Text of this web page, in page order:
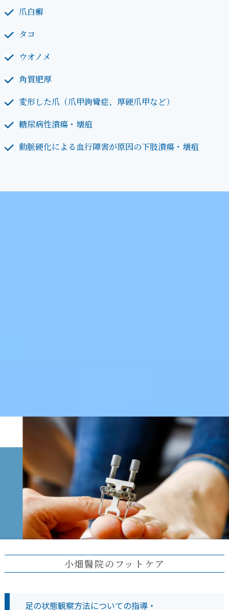
爪白癬
タコ
ウオノメ
角質肥厚
変形した爪（爪甲鉤彎症、厚硬爪甲など）
糖尿病性潰瘍・壊疽
動脈硬化による血行障害が原因の下肢潰瘍・壊疽
小畑醫院のフットケア
足の状態観察方法についての指導・